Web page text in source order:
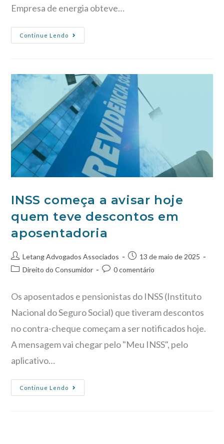
Empresa de energia obteve…
Continue Lendo
INSS começa a avisar hoje
quem teve descontos em
aposentadoria
Letang Advogados Associados
13 de maio de 2025
Direito do Consumidor
0 comentário
Os aposentados e pensionistas do INSS (Instituto
Nacional do Seguro Social) que tiveram descontos
no contra-cheque começam a ser notificados hoje.
A mensagem vai chegar pelo "Meu INSS", pelo
aplicativo…
Continue Lendo